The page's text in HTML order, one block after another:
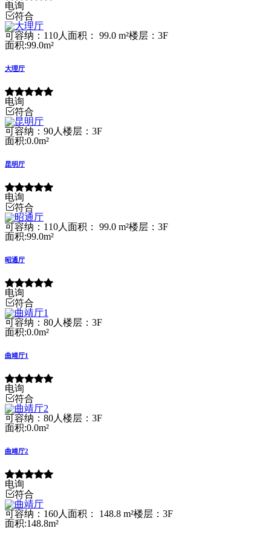
电询
符合
可容纳：110人 面积： 99.0 m²楼层：3F
面积:99.0m²
大理厅
电询
符合
可容纳：90人 楼层：3F
面积:0.0m²
昆明厅
电询
符合
可容纳：110人 面积： 99.0 m²楼层：3F
面积:99.0m²
昭通厅
电询
符合
可容纳：80人 楼层：3F
面积:0.0m²
曲靖厅1
电询
符合
可容纳：80人 楼层：3F
面积:0.0m²
曲靖厅2
电询
符合
可容纳：160人 面积： 148.8 m²楼层：3F
面积:148.8m²